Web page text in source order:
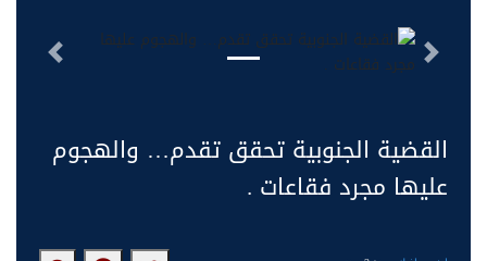
التالى السابق
القضية الجنوبية تحقق تقدم… والهجوم
عليها مجرد فقاعات .